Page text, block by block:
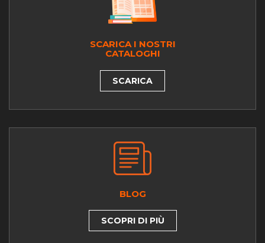
SCARICA I NOSTRI
CATALOGHI
SCARICA
BLOG
SCOPRI DI PIÙ